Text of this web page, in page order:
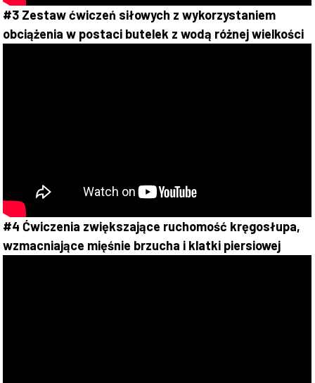
#3 Zestaw ćwiczeń siłowych z wykorzystaniem
obciążenia w postaci butelek z wodą różnej wielkości
#4 Ćwiczenia zwiększające ruchomość kręgosłupa,
wzmacniające mięśnie brzucha i klatki piersiowej